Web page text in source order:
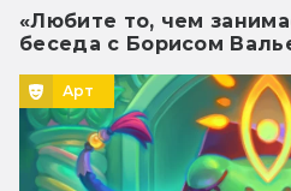
«Любите то, чем
беседа с Борисом
Арт